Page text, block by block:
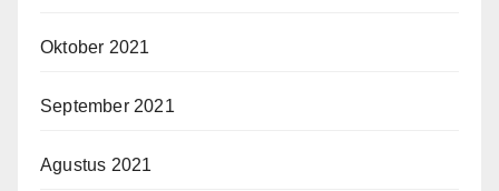
Oktober 2021
September 2021
Agustus 2021